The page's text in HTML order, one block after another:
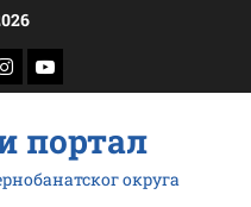
Yоутубе
портал
округа